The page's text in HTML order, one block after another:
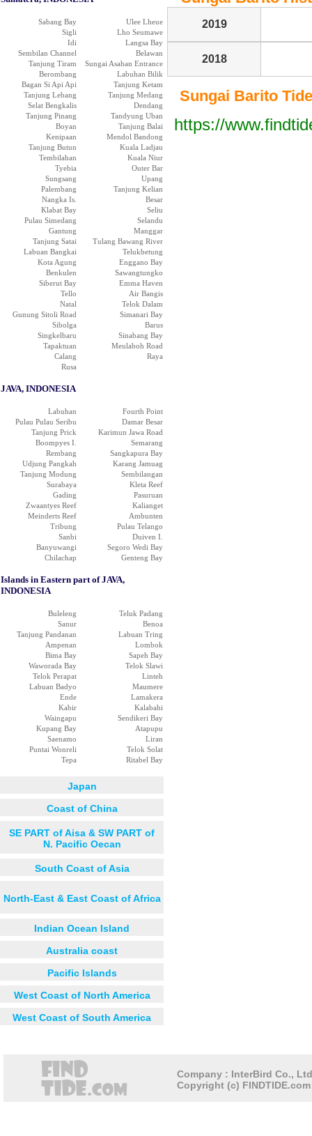
Sabang Bay
Ulee Lheue
Sigli
Lho Seumawe
Idi
Langsa Bay
Sembilan Channel
Belawan
Tanjung Tiram
Sungai Asahan Entrance
Berombang
Labuhan Bilik
Bagan Si Api Api
Tanjung Ketam
Tanjung Lebang
Tanjung Medang
Selat Bengkalis
Dendang
Tanjung Pinang
Tandyung Uban
Boyan
Tanjung Balai
Kenipaan
Mendol Bandong
Tanjung Butun
Kuala Ladjau
Tembilahan
Kuala Niur
Tyebia
Outer Bar
Sungsang
Upang
Palembang
Tanjung Kelian
Nangka Is.
Besar
Klabat Bay
Seliu
Pulau Simedang
Selandu
Gantung
Manggar
Tanjung Satai
Tulang Bawang River
Labuan Bangkai
Telukbetung
Kota Agung
Enggano Bay
Benkulen
Sawangtungko
Siberut Bay
Emma Haven
Tello
Air Bangis
Natal
Telok Dalam
Gunung Sitoli Road
Simanari Bay
Sibolga
Barus
Singkelbaru
Sinabang Bay
Tapaktuan
Meulaboh Road
Calang
Raya
Rusa
JAVA, INDONESIA
Labuhan
Fourth Point
Pulau Pulau Seribu
Damar Besar
Tanjung Prick
Karimun Jawa Road
Boompyes I.
Semarang
Rembang
Sangkapura Bay
Udjung Pangkah
Karang Jamuag
Tanjung Modung
Sembilangan
Surabaya
Kleta Reef
Gading
Pasuruan
Zwaantyes Reef
Kalianget
Meinderts Reef
Ambunten
Tribung
Pulau Telango
Sanbi
Duiven I.
Banyuwangi
Segoro Wedi Bay
Chilachap
Genteng Bay
Islands in Eastern part of JAVA,
INDONESIA
Buleleng
Teluk Padang
Sanur
Benoa
Tanjung Pandanan
Labuan Tring
Ampenan
Lombok
Bima Bay
Sapeh Bay
Waworada Bay
Telok Slawi
Telok Perapat
Linteh
Labuan Badyo
Maumere
Ende
Lamakera
Kabir
Kalabahi
Waingapu
Sendikeri Bay
Kupang Bay
Atapupu
Saenamo
Liran
Puntai Wonreli
Telok Solat
Tepa
Ritabel Bay
Japan
Coast of China
SE PART of Aisa & SW PART of
N. Pacific Oecan
South Coast of Asia
North-East & East Coast of Africa
Indian Ocean Island
Australia coast
Pacific Islands
West Coast of North America
West Coast of South America
2019
2018
Sungai Barito
https://
Company : InterBird Co.,
Copyright (c)